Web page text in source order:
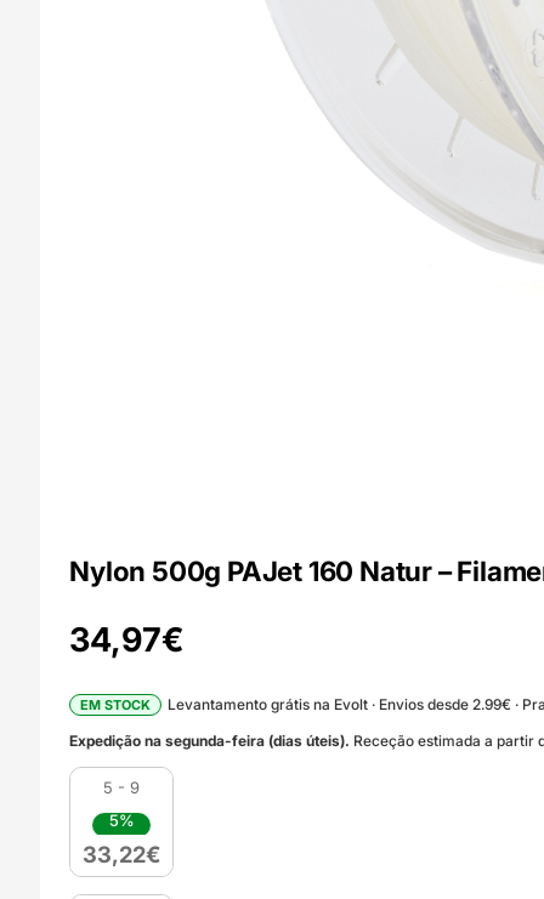
Nylon 500g PAJet 160 Natur –
34,97€
EM STOCK
Levantamento grátis na Evolt · Envios desde 2.99€ ·
Expedição na segunda-feira (dias úteis). Receção estimada a partir
5 - 9
5%
33,22€